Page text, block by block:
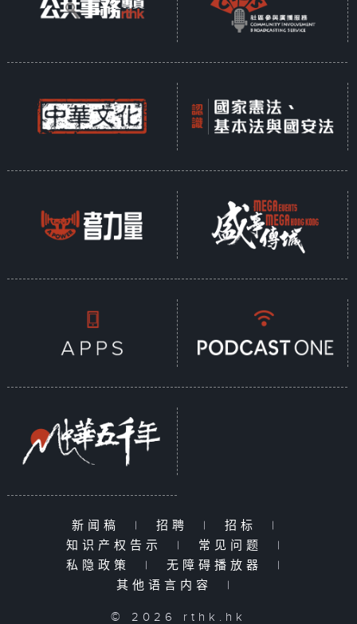
新闻稿 | 招聘 | 招标
|
知识产权告示
| 常见问题
|
私隐政策
| 无障碍播放器
|
其他语言内容
|
© 2026 rthk.hk